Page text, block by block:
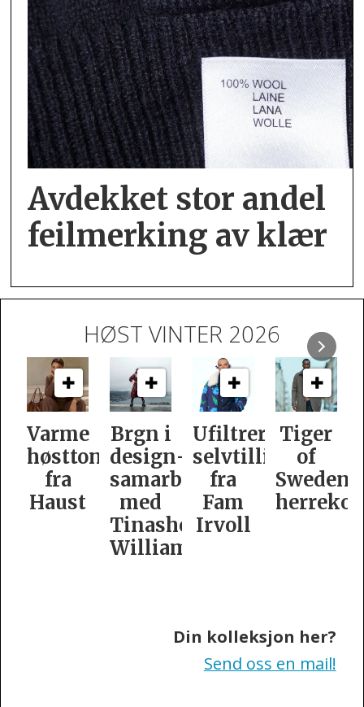
Avdekket stor andel
feil­merking av klær
HØST VINTER 2026
Brgn i
design­
samarbeid
med
Williamson
Ufiltrert
selvtillit
fra
Fam
Irvoll
Tiger
of
Swedens
herrekolleksjon
Slik
er
dame­
Din kolleksjon her?
Send oss en mail!